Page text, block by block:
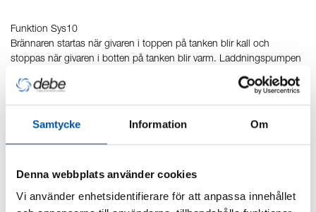
Samtycke Information Om
Denna webbplats använder cookies
Vi använder enhetsidentifierare för att anpassa innehållet
Funktion Sys10
Brännaren startas när givaren i toppen på tanken blir kall och
stoppas när givaren i botten på tanken blir varm. Laddningspumpen
startas om givaren i pannan blir varm, eller direkt när brännaren
startas, s.k. ”konstant” drift.
Produkter inom Laddomat MR 10